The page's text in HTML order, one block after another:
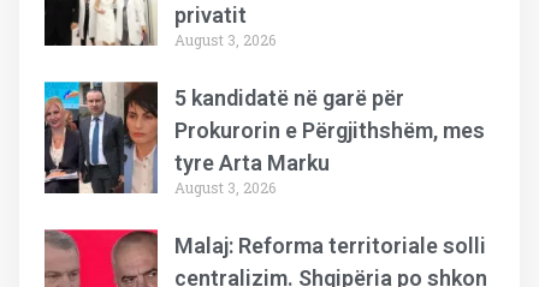
privatit
August 3, 2026
5 kandidatë në garë për
Prokurorin e Përgjithshëm, mes
tyre Arta Marku
August 3, 2026
Malaj: Reforma territoriale solli
centralizim. Shqipëria po shkon